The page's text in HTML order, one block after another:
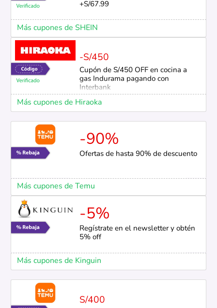
+S/67.99
Más cupones de SHEIN
-S/450
Cupón de S/450 OFF en cocina a
gas Indurama pagando con
Interbank
Más cupones de Hiraoka
-90%
Ofertas de hasta 90% de descuento
Más cupones de Temu
-5%
Regístrate en el newsletter y obtén
5% off
Más cupones de Kinguin
S/400